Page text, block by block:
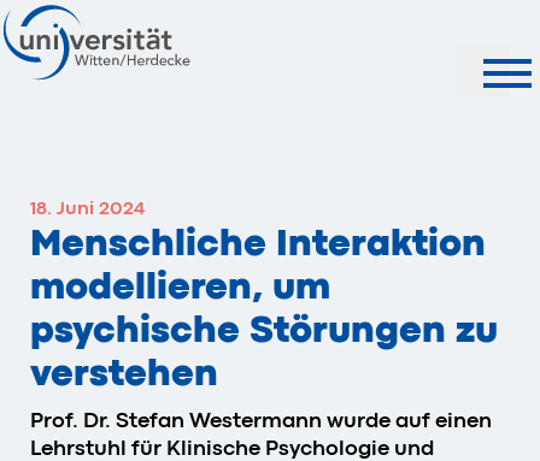
18. Juni 2024
Menschliche Interaktion
modellieren, um
psychische Störungen zu
verstehen
Prof. Dr. Stefan Westermann wurde auf einen
Lehrstuhl für Klinische Psychologie und